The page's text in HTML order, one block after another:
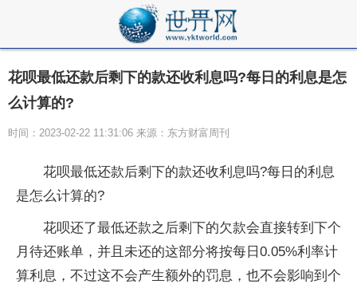
花呗最低还款后剩下的款还收利息吗?每日的利息是怎
么计算的?
时间：2023-02-22 11:31:06 来源：东方财富周刊
花呗最低还款后剩下的款还收利息吗?每日的利息
是怎么计算的?
花呗还了最低还款之后剩下的欠款会直接转到下个
月待还账单，并且未还的这部分将按每日0.05%利率计
算利息，不过这不会产生额外的罚息，也不会影响到个